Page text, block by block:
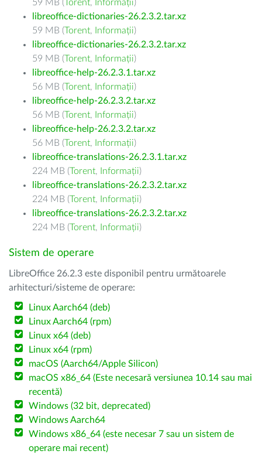
59 MB (Torent, Informații)
libreoffice-dictionaries-26.2.3.2.tar.xz
59 MB (Torent, Informații)
libreoffice-dictionaries-26.2.3.2.tar.xz
59 MB (Torent, Informații)
libreoffice-help-26.2.3.1.tar.xz
56 MB (Torent, Informații)
libreoffice-help-26.2.3.2.tar.xz
56 MB (Torent, Informații)
libreoffice-help-26.2.3.2.tar.xz
56 MB (Torent, Informații)
libreoffice-translations-26.2.3.1.tar.xz
224 MB (Torent, Informații)
libreoffice-translations-26.2.3.2.tar.xz
224 MB (Torent, Informații)
libreoffice-translations-26.2.3.2.tar.xz
224 MB (Torent, Informații)
Sistem de operare
LibreOffice 26.2.3 este disponibil pentru următoarele
arhitecturi/sisteme de operare:
Linux Aarch64 (deb)
Linux Aarch64 (rpm)
Linux x64 (deb)
Linux x64 (rpm)
macOS (Aarch64/Apple Silicon)
macOS x86_64 (Este necesară versiunea 10.14 sau mai
recentă)
Windows (32 bit, deprecated)
Windows Aarch64
Windows x86_64 (este necesar 7 sau un sistem de
operare mai recent)